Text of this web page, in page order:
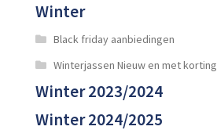
Winter
Black friday aanbiedingen
Winterjassen Nieuw en met korting
Winter 2023/2024
Winter 2024/2025